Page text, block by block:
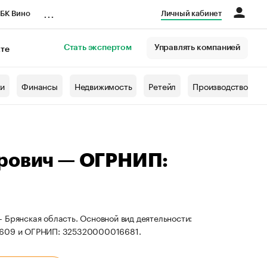
Вино Личный кабинет
Стать экспертом Управлять компанией
Финансы Недвижимость Ретейл Производство
— ОГРНИП:
область. Основной вид деятельности:
и ОГРНИП: 325320000016681.